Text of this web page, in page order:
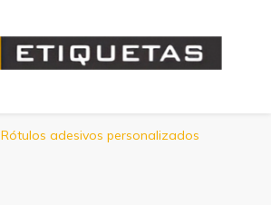
Rótulos adesivos personalizados